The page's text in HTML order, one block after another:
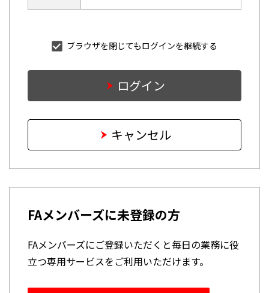
ブラウザを閉じてもログインを継続する
ログイン
キャンセル
FAメンバーズに未登録の方
FAメンバーズにご登録いただくと毎日の業務に役
立つ専用サービスをご利用いただけます。